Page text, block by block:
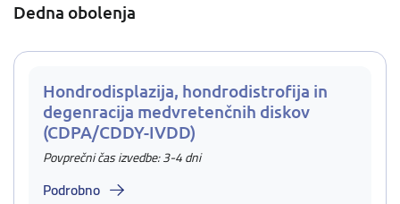
Dedna obolenja
Hondrodisplazija, hondrodistrofija in
degenracija medvretenčnih diskov
(CDPA/CDDY-IVDD)
Povprečni čas izvedbe: 3-4 dni
Podrobno